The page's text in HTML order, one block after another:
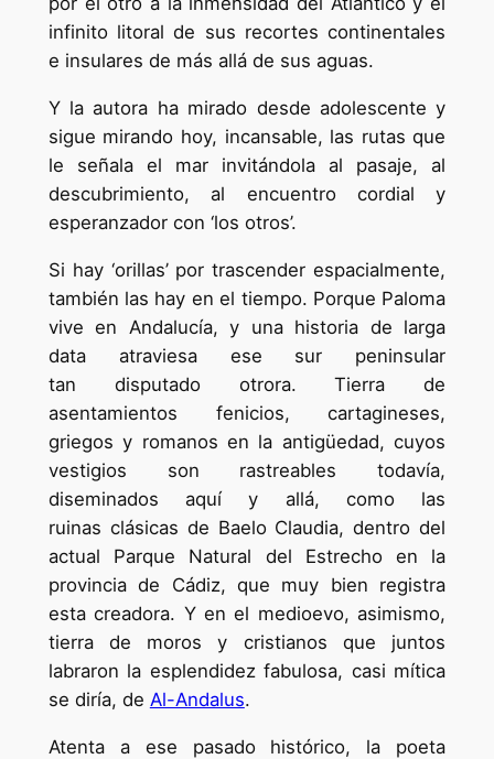
infinito litoral de sus recortes continentales
e insulares de más allá de sus aguas.
Y la autora ha mirado desde adolescente y
sigue mirando hoy, incansable, las rutas que
le señala el mar invitándola al pasaje, al
descubrimiento, al encuentro cordial y
esperanzador con ‘los otros’.
Si hay ‘orillas’ por trascender espacialmente,
también las hay en el tiempo. Porque Paloma
vive en Andalucía, y una historia de larga
data atraviesa ese sur peninsular
tan disputado otrora. Tierra de
asentamientos fenicios, cartagineses,
griegos y romanos en la antigüedad, cuyos
vestigios son rastreables todavía,
diseminados aquí y allá, como las
ruinas clásicas de Baelo Claudia, dentro del
actual Parque Natural del Estrecho en la
provincia de Cádiz, que muy bien registra
esta creadora. Y en el medioevo, asimismo,
tierra de moros y cristianos que juntos
labraron la esplendidez fabulosa, casi mítica
se diría, de Al-Andalus.
Atenta a ese pasado histórico, la poeta